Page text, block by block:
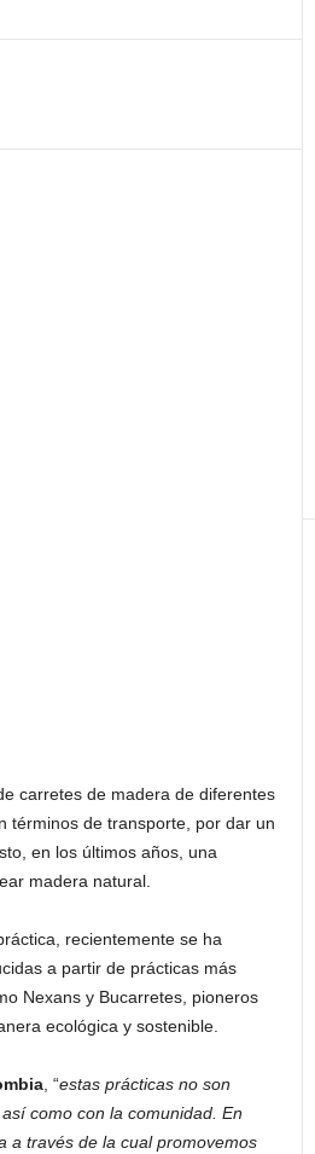
carretes de madera de diferentes
términos de transporte, por dar un
en los últimos años, una
madera natural.
recientemente se ha
a partir de prácticas más
Nexans y Bucarretes, pioneros
ecológica y sostenible.
, “estas prácticas no son
como con la comunidad. En
a través de la cual promovemos